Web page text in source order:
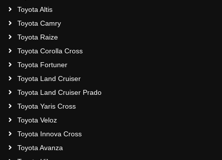
Toyota Altis
Toyota Camry
Toyota Raize
Toyota Corolla Cross
Toyota Fortuner
Toyota Land Cruiser
Toyota Land Cruiser Prado
Toyota Yaris Cross
Toyota Veloz
Toyota Innova Cross
Toyota Avanza